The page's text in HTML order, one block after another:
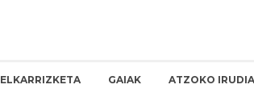
ELKARRIZKETA GAIAK ATZOKO